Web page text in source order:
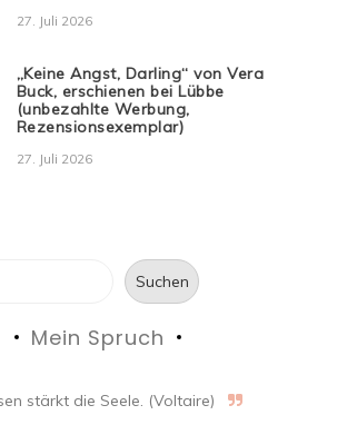
27. Juli 2026
„Keine Angst, Darling“ von Vera
Buck, erschienen bei Lübbe
(unbezahlte Werbung,
Rezensionsexemplar)
27. Juli 2026
Suchen
Mein Spruch
stärkt die Seele. (Voltaire)